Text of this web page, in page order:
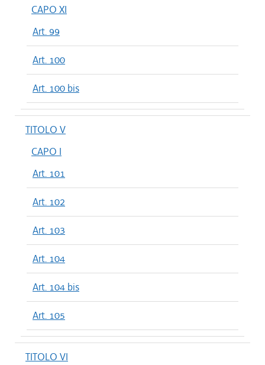
CAPO XI
Art. 99
Art. 100
Art. 100 bis
TITOLO V
CAPO I
Art. 101
Art. 102
Art. 103
Art. 104
Art. 104 bis
Art. 105
TITOLO VI